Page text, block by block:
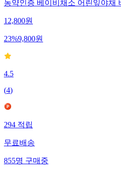
농약인증 베이비채소 어린잎야채
12,800원
23%9,800원
4.5
(4)
294적립
무료배송
855명구매중